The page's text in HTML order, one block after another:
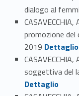
dialogo al
promozione
2019 Link identifier #identifier_person_157885-48
Dettaglio
soggettiva del
Link identifier #identifier_person_160983-49
Dettaglio